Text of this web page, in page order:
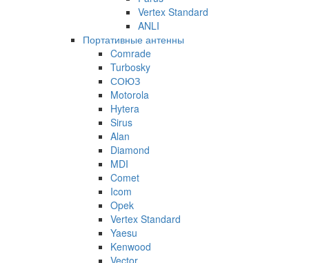
Vertex Standard
ANLI
Портативные антенны
Comrade
Turbosky
СОЮЗ
Motorola
Hytera
Sirus
Alan
Diamond
MDI
Comet
Icom
Opek
Vertex Standard
Yaesu
Kenwood
Vector